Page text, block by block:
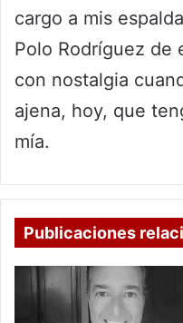
cargo a mis
Polo Rodríguez de
con nostalgia
ajena, hoy, que
mía.
Publicaciones